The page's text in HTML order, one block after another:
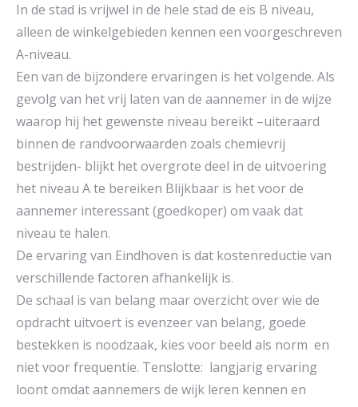
In de stad is vrijwel in de hele stad de eis B niveau,
alleen de winkelgebieden kennen een voorgeschreven
A-niveau.
Een van de bijzondere ervaringen is het volgende. Als
gevolg van het vrij laten van de aannemer in de wijze
waarop hij het gewenste niveau bereikt –uiteraard
binnen de randvoorwaarden zoals chemievrij
bestrijden- blijkt het overgrote deel in de uitvoering
het niveau A te bereiken Blijkbaar is het voor de
aannemer interessant (goedkoper) om vaak dat
niveau te halen.
De ervaring van Eindhoven is dat kostenreductie van
verschillende factoren afhankelijk is.
De schaal is van belang maar overzicht over wie de
opdracht uitvoert is evenzeer van belang, goede
bestekken is noodzaak, kies voor beeld als norm en
niet voor frequentie. Tenslotte: langjarig ervaring
loont omdat aannemers de wijk leren kennen en